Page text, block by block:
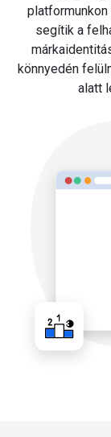
segítik a
könnyedén
alatt